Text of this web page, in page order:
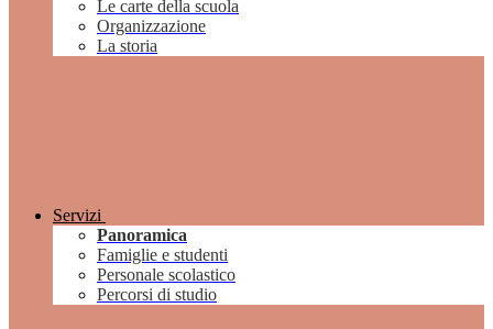
Le carte della scuola
Organizzazione
La storia
Servizi
Panoramica
Famiglie e studenti
Personale scolastico
Percorsi di studio